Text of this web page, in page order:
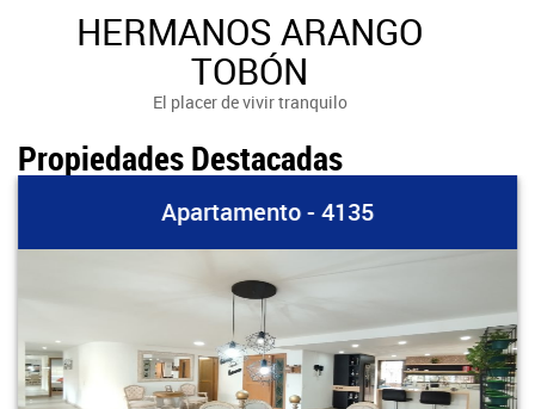
HERMANOS ARANGO
TOBÓN
El placer de vivir tranquilo
Propiedades Destacadas
Apartamento - 4135